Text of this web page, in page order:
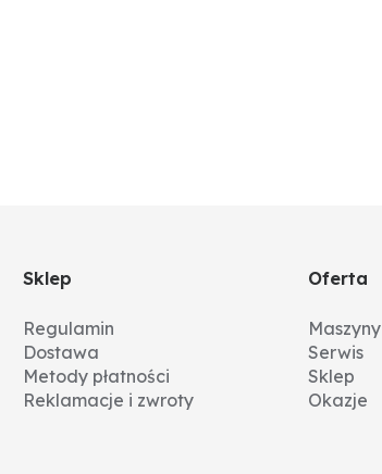
Sklep
Regulamin
Dostawa
Metody płatności
Reklamacje i zwroty
Oferta
Maszyny
Serwis
Sklep
Okazje